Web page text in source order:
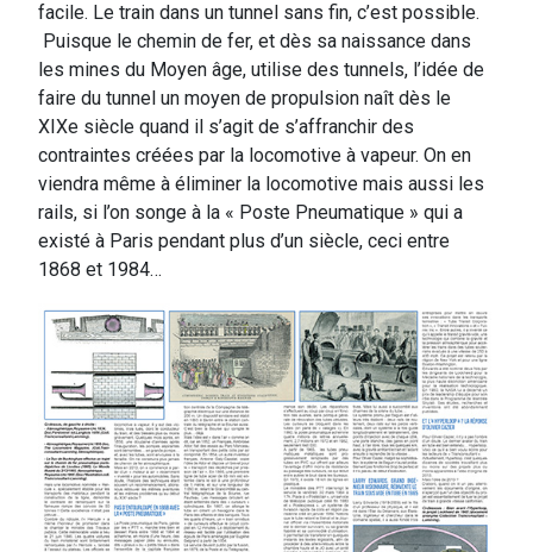
facile. Le train dans un tunnel sans fin, c’est possible.
Puisque le chemin de fer, et dès sa naissance dans
les mines du Moyen âge, utilise des tunnels, l’idée de
faire du tunnel un moyen de propulsion naît dès le
XIXe siècle quand il s’agit de s’affranchir des
contraintes créées par la locomotive à vapeur. On en
viendra même à éliminer la locomotive mais aussi les
rails, si l’on songe à la « Poste Pneumatique » qui a
existé à Paris pendant plus d’un siècle, ceci entre
1868 et 1984…